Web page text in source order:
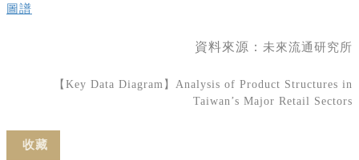
圖譜
資料來源： 未來流通研究所
【Key Data Diagram】Analysis of Product Structures in
Taiwan’s Major Retail Sectors
收藏